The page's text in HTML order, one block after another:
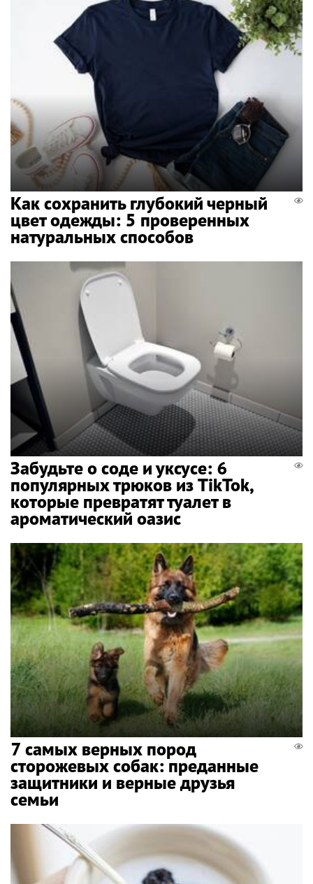
Как сохранить глубокий черный
цвет одежды: 5 проверенных
натуральных способов
Забудьте о соде и уксусе: 6
популярных трюков из TikTok,
которые превратят туалет в
ароматический оазис
7 самых верных пород
сторожевых собак: преданные
защитники и верные друзья
семьи